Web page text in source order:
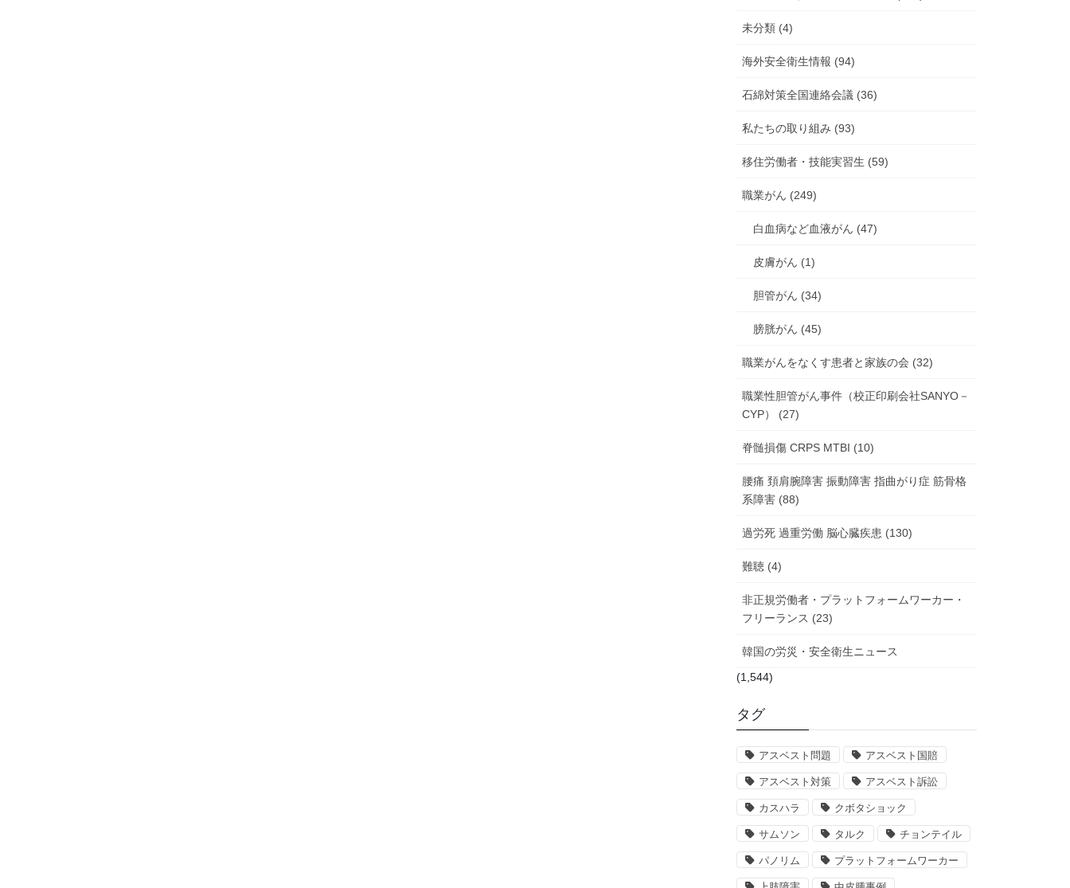
未分類 (4)
海外安全衛生情報 (94)
石綿対策全国連絡会議 (36)
私たちの取り組み (93)
移住労働者・技能実習生 (59)
職業がん (249)
白血病など血液がん (47)
皮膚がん (1)
胆管がん (34)
膀胱がん (45)
職業がんをなくす患者と家族の会 (32)
職業性胆管がん事件（校正印刷会社SANYO－
CYP） (27)
脊髄損傷 CRPS MTBI (10)
腰痛 頚肩腕障害 振動障害 指曲がり症 筋骨格
系障害 (88)
過労死 過重労働 脳心臓疾患 (130)
難聴 (4)
非正規労働者・プラットフォームワーカー・
フリーランス (23)
韓国の労災・安全衛生ニュース
(1,544)
タグ
アスベスト問題 アスベスト国賠
アスベスト対策 アスベスト訴訟
カスハラ クボタショック
サムソン タルク チョンテイル
パノリム プラットフォームワーカー